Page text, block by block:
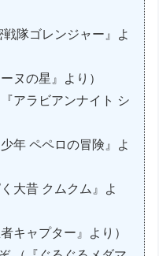
隊ゴレンジャー』よ
ヌの星』より）
アラビアンナイト シ
年 ペペロの冒険』よ
大昔 クムクム』よ
キャプター』より）